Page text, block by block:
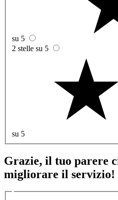
su 5
2 stelle su 5
su 5
Grazie, il tuo parere
migliorare il servizio!